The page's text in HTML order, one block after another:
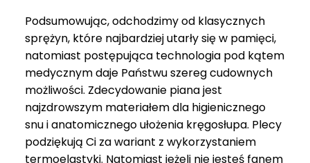
Podsumowując, odchodzimy od klasycznych
sprężyn, które najbardziej utarły się w pamięci,
natomiast postępująca technologia pod kątem
medycznym daje Państwu szereg cudownych
możliwości. Zdecydowanie piana jest
najzdrowszym materiałem dla higienicznego
snu i anatomicznego ułożenia kręgosłupa. Plecy
podziękują Ci za wariant z wykorzystaniem
termoelastyki. Natomiast jeżeli nie jesteś fanem